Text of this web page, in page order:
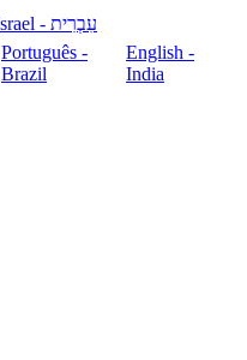
עִבְרִית - Israel
Português -
Brazil
English -
India